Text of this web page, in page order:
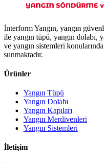
İnterform Yangın, yangın
ile yangın tüpü, yangın dolabı,
ve yangın sistemleri
sunmaktadır.
Ürünler
Yangın Tüpü
Yangın Dolabı
Yangın Kapıları
Yangın Merdivenleri
Yangın Sistemleri
İletişim